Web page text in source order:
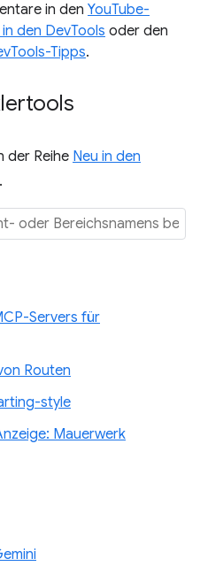
in den YouTube-
den DevTools oder den
Tipps.
der Reihe Neu in den
Servers für
Routen
style
Mauerwerk